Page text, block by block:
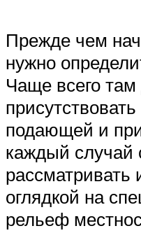
Прежде чем
нужно
Чаще всего
подающей и
каждый случай
рассматривать
оглядкой на
рельеф